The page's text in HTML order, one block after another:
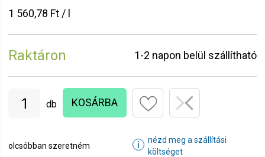
1 560,78 Ft / l
Raktáron 1-2 napon belül szállítható
db KOSÁRBA
olcsóbban szeretném ℹ
nézd meg a szállítási
költséget